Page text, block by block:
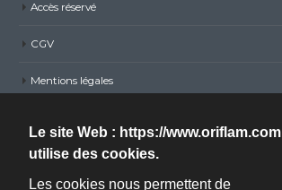
Le site Web : https://www.oriflam.com
utilise des cookies.
Les cookies nous permettent de
Accès réservé
CGV
Mentions légales
Nous contacter